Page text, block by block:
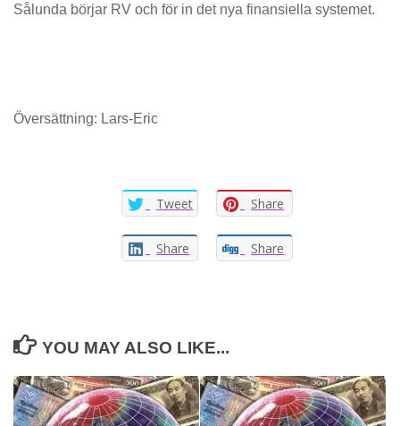
Sålunda börjar RV och för in det nya finansiella systemet.
Översättning: Lars-Eric
Tweet Share
Share Share
YOU MAY ALSO LIKE...